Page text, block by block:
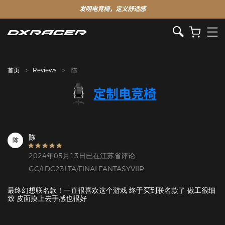
发明电竞椅，定义舒适感
首页 Reviews 陈
定制电竞椅
陈 陈
2024年05月13日已在江苏省评论
GC/LDC23LTA/FINALFANTASYVIIR
最终幻想联名款！一直很喜欢这个游戏 终于买到联名款了 做工很细
致 皮面摸上去手感也很好